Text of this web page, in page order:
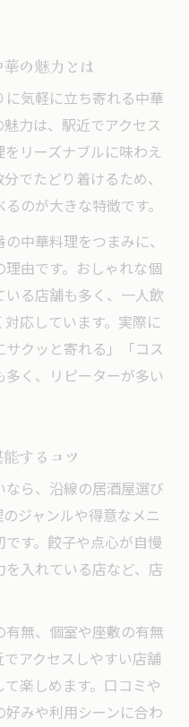
わう新しい発見
居酒屋の特徴
るおすすめポイント
う本場の美味しさ
線沿いの居酒屋が最
酒屋の魅力を紹介
屋中華で快適な時間
探しのポイント
時短飲み会提案
りのひととき
華居酒屋の選び方
至福の一杯を
の居酒屋中華活用術
居酒屋の魅力とは
居酒屋の醍醐味とは
酒屋中華の魅力
居酒屋の選び方
中華居酒屋体験
しむポイント紹介
の中華居酒屋特集
の魅力とは
気軽に立ち寄れる中華
力は、駅近でアクセス
リーズナブルに味わえ
でたどり着けるため、
のが大きな特徴です。
中華料理をつまみに、
由です。おしゃれな個
る店舗も多く、一人飲
応しています。実際に
クッと寄れる」「コス
く、リピーターが多い
するコツ
ら、沿線の居酒屋選び
ジャンルや得意なメニ
す。餃子や点心が自慢
入れている店など、店
無、個室や座敷の有無
アクセスしやすい店舗
楽しめます。口コミや
みや利用シーンに合わ